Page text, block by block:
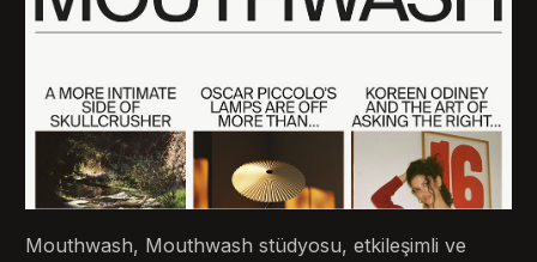
Mouthwash, Mouthwash stüdyosu, etkileşimli ve